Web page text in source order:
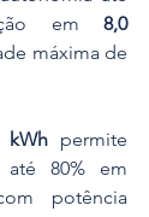
em 8,0
máxima de
kWh permite
até 80% em
potência